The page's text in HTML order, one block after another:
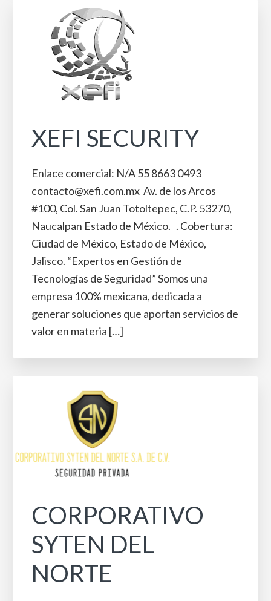
XEFI SECURITY
Enlace comercial: N/A 55 8663 0493
contacto@xefi.com.mx Av. de los Arcos
#100, Col. San Juan Totoltepec, C.P. 53270,
Naucalpan Estado de México. . Cobertura:
Ciudad de México, Estado de México,
Jalisco. “Expertos en Gestión de
Tecnologías de Seguridad” Somos una
empresa 100% mexicana, dedicada a
generar soluciones que aportan servicios de
valor en materia […]
CORPORATIVO
SYTEN DEL
NORTE